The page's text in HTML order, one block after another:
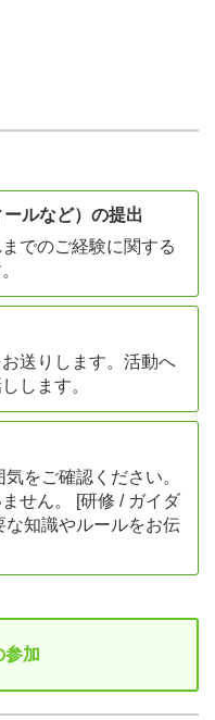
ルなど）の提出
でのご経験に関する
送りします。活動へ
します。
をご確認ください。
せん。 [研修 / ガイダ
な知識やルールをお伝
参加